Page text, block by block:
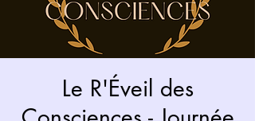
Le R'Éveil des